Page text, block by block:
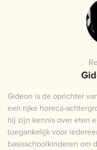
Gideon is de oprichter
een rijke horeca-
hij zijn kennis over eten
toegankelijk voor
basisschoolkinderen om